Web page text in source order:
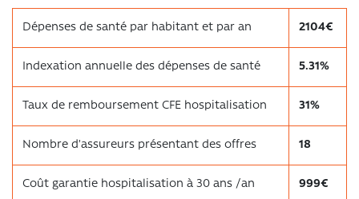
Dépenses de santé par habitant et par an 2104€
Indexation annuelle des dépenses de santé 5.31%
Taux de remboursement CFE hospitalisation 31%
Nombre d’assureurs présentant des offres 18
Coût garantie hospitalisation à 30 ans /an 999€